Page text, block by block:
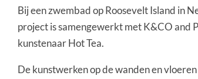
Bij een zwembad op Roosevelt Island in
project is samengewerkt met K&CO and
kunstenaar Hot Tea.
De kunstwerken op de wanden en